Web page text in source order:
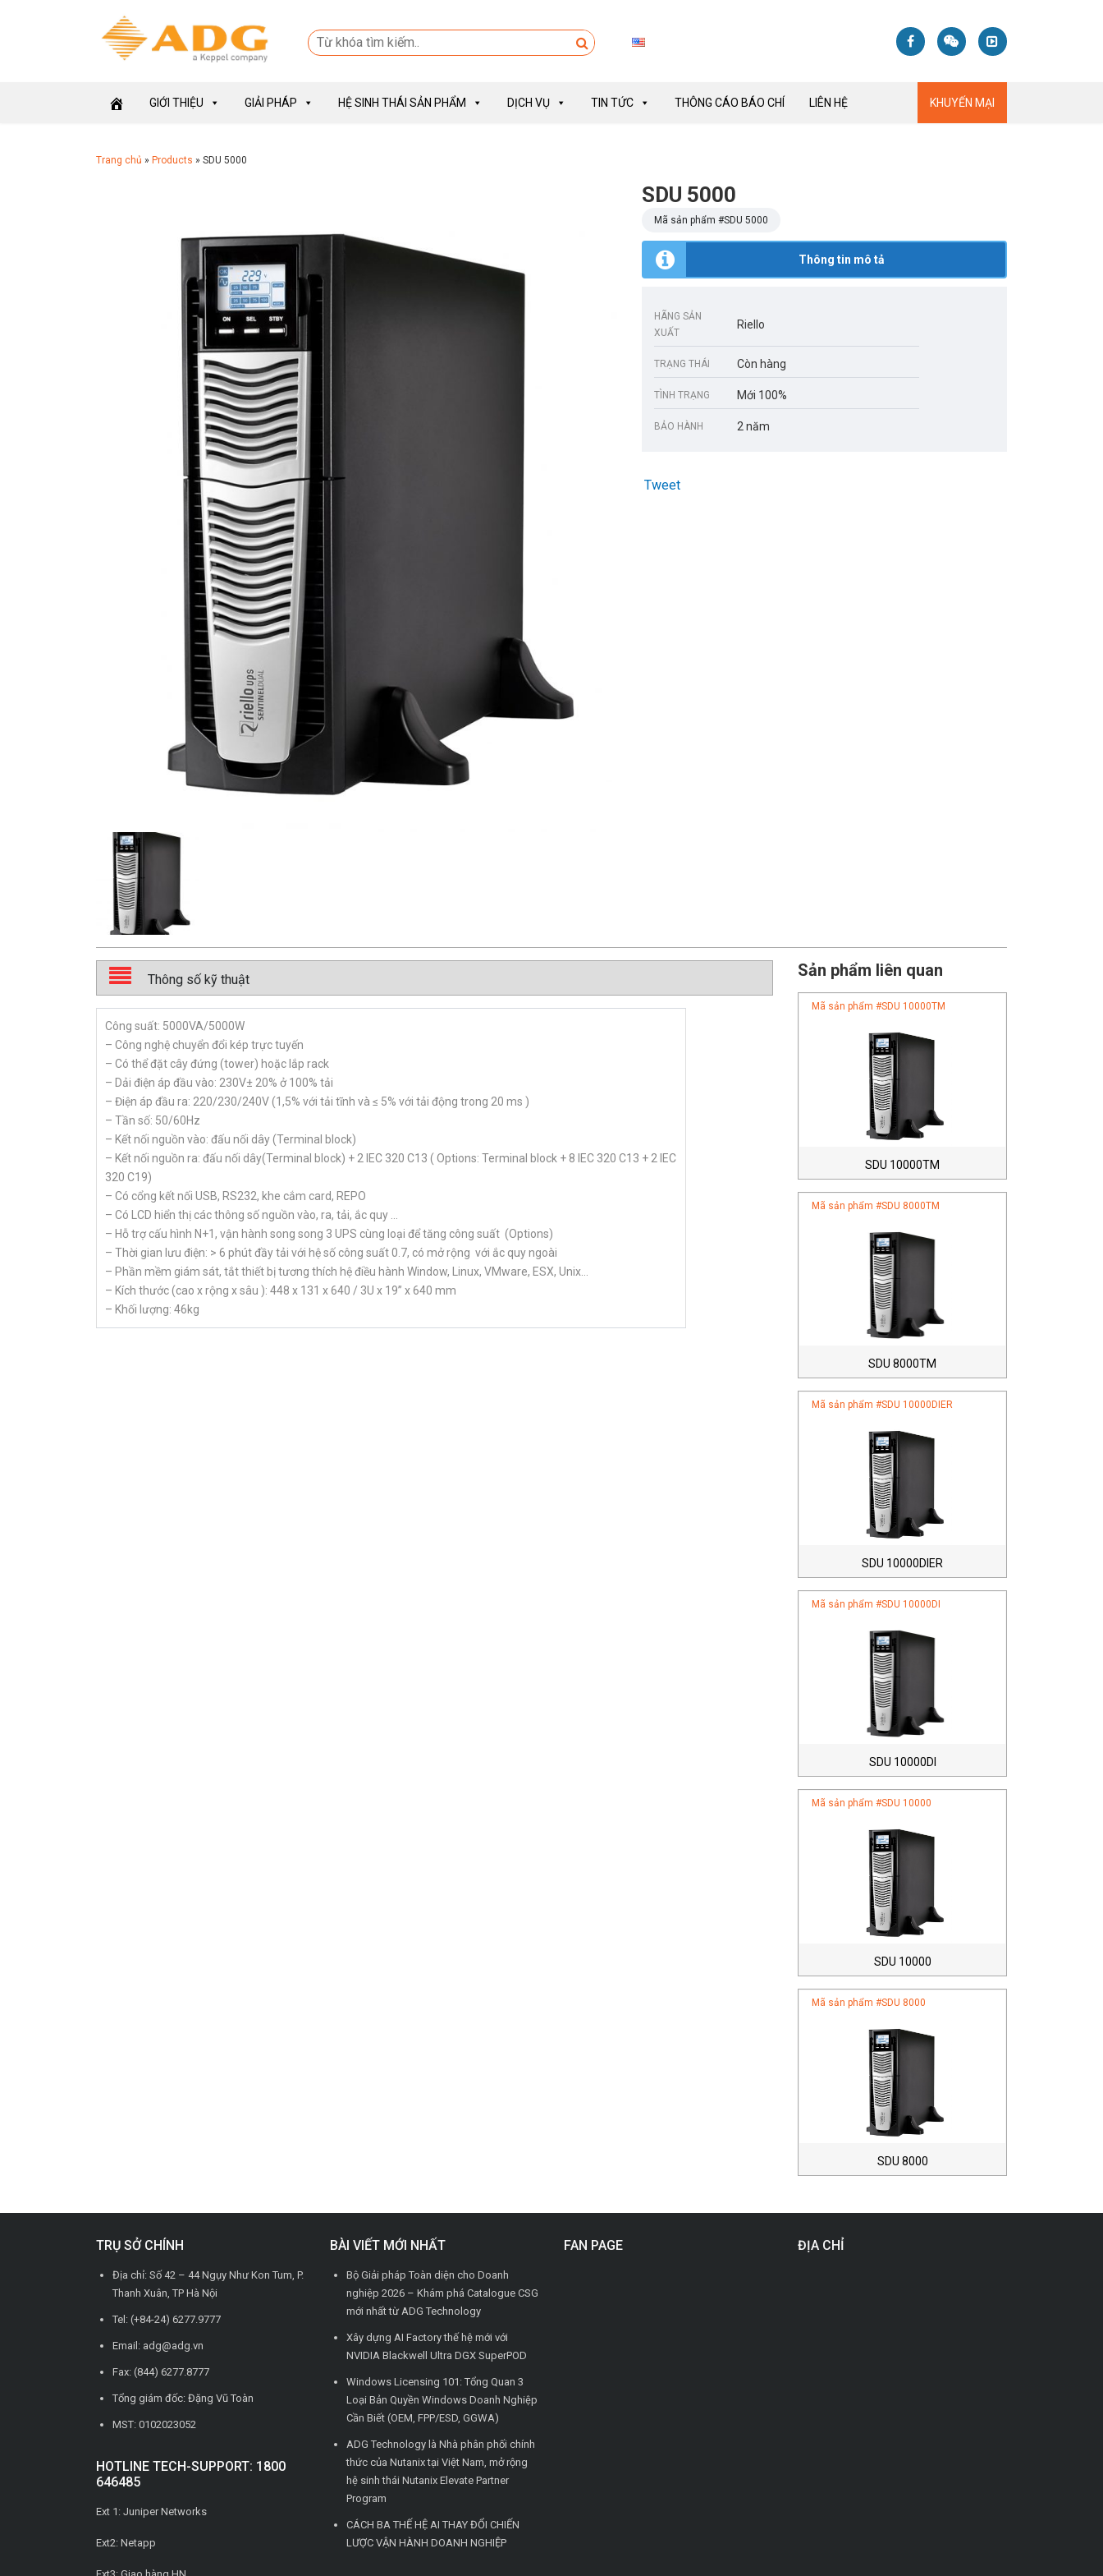
GIỚI THIỆU GIẢI PHÁP HỆ SINH THÁI SẢN PHẨM DỊCH VỤ TIN TỨC THÔNG CÁO BÁO CHÍ LIÊN HỆ KHUYẾN MẠI
Trang chủ » Products » SDU 5000
SDU 5000
Mã sản phẩm #SDU 5000
Thông tin mô tả
HÃNG SẢN
XUẤT
Riello
TRẠNG THÁI Còn hàng
TÌNH TRẠNG Mới 100%
BẢO HÀNH 2 năm
Tweet
Thông số kỹ thuật
Công suất: 5000VA/5000W
– Công nghệ chuyển đổi kép trực tuyến
– Có thể đặt cây đứng (tower) hoặc lắp rack
– Dải điện áp đầu vào: 230V± 20% ở 100% tải
– Điện áp đầu ra: 220/230/240V (1,5% với tải tĩnh và ≤ 5% với tải động trong 20 ms )
– Tần số: 50/60Hz
– Kết nối nguồn vào: đấu nối dây (Terminal block)
– Kết nối nguồn ra: đấu nối dây(Terminal block) + 2 IEC 320 C13 ( Options: Terminal block + 8 IEC 320 C13 + 2 IEC
320 C19)
– Có cổng kết nối USB, RS232, khe cắm card, REPO
– Có LCD hiển thị các thông số nguồn vào, ra, tải, ắc quy …
– Hỗ trợ cấu hình N+1, vận hành song song 3 UPS cùng loại để tăng công suất (Options)
– Thời gian lưu điện: > 6 phút đầy tải với hệ số công suất 0.7, có mở rộng với ắc quy ngoài
– Phần mềm giám sát, tắt thiết bị tương thích hệ điều hành Window, Linux, VMware, ESX, Unix…
– Kích thước (cao x rộng x sâu ): 448 x 131 x 640 / 3U x 19” x 640 mm
– Khối lượng: 46kg
Sản phẩm liên quan
Mã sản phẩm #SDU 10000TM
SDU 10000TM
Mã sản phẩm #SDU 8000TM
SDU 8000TM
Mã sản phẩm #SDU 10000DIER
SDU 10000DIER
Mã sản phẩm #SDU 10000DI
SDU 10000DI
Mã sản phẩm #SDU 10000
SDU 10000
Mã sản phẩm #SDU 8000
SDU 8000
TRỤ SỞ CHÍNH
Địa chỉ: Số 42 – 44 Ngụy Như Kon Tum, P.
Thanh Xuân, TP Hà Nội
Tel: (+84-24) 6277.9777
Email: adg@adg.vn
Fax: (844) 6277.8777
Tổng giám đốc: Đặng Vũ Toàn
MST: 0102023052
HOTLINE TECH-SUPPORT: 1800
646485
Ext 1: Juniper Networks
Ext2: Netapp
BÀI VIẾT MỚI NHẤT
Bộ Giải pháp Toàn diện cho Doanh
nghiệp 2026 – Khám phá Catalogue CSG
mới nhất từ ADG Technology
Xây dựng AI Factory thế hệ mới với
NVIDIA Blackwell Ultra DGX SuperPOD
Windows Licensing 101: Tổng Quan 3
Loại Bản Quyền Windows Doanh Nghiệp
Cần Biết (OEM, FPP/ESD, GGWA)
ADG Technology là Nhà phân phối chính
thức của Nutanix tại Việt Nam, mở rộng
hệ sinh thái Nutanix Elevate Partner
Program
CÁCH BA THẾ HỆ AI THAY ĐỔI CHIẾN
LƯỢC VẬN HÀNH DOANH NGHIỆP
FAN PAGE ĐỊA CHỈ